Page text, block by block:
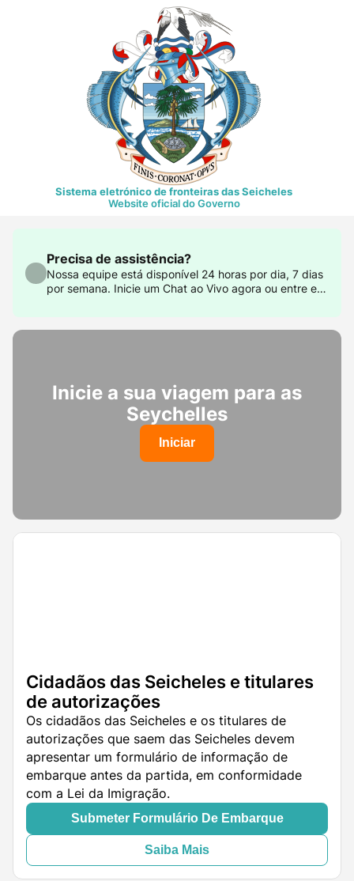
Sistema eletrónico de fronteiras das Seicheles
Website oficial do Governo
Precisa de assistência?
Nossa equipe está disponível 24 horas por dia, 7 dias
por semana. Inicie um Chat ao Vivo agora ou entre em
Inicie a sua viagem para as
Seychelles
Iniciar
Cidadãos das Seicheles e titulares
de autorizações
Os cidadãos das Seicheles e os titulares de
autorizações que saem das Seicheles devem
apresentar um formulário de informação de
embarque antes da partida, em conformidade
com a Lei da Imigração.
Submeter Formulário De Embarque
Saiba Mais